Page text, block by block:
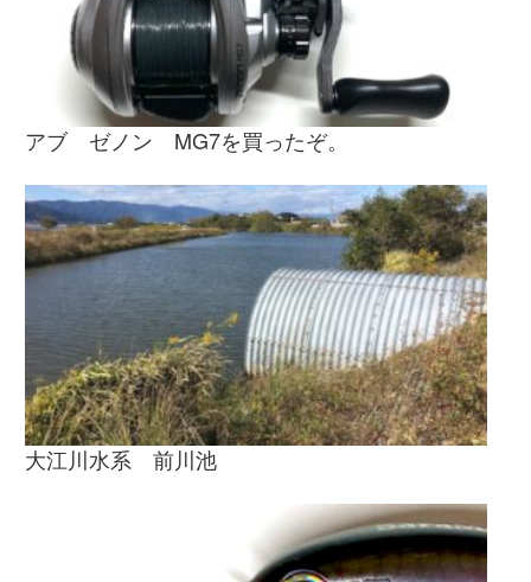
アブ ゼノン MG7を買ったぞ。
大江川水系 前川池